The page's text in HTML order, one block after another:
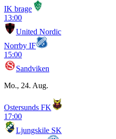
IK brage
13:00
United Nordic
Norrby IF
15:00
Sandviken
Mo., 24. Aug.
Ostersunds FK
17:00
Ljungskile SK